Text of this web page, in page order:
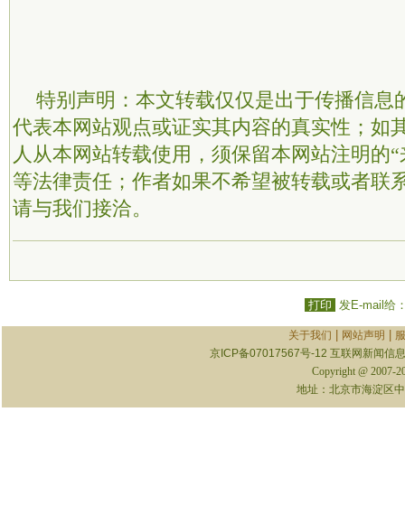
特别声明：本文转载仅仅是出于传播信息
代表本网站观点或证实其内容的真实性；如
人从本网站转载使用，须保留本网站注明的
等法律责任；作者如果不希望被转载或者联
请与我们接洽。
打印 发E-mail给
关于我们 网站声明
京ICP备07017567号-12 互联网新闻信
Copyright @ 2007-
地址：北京市海淀区